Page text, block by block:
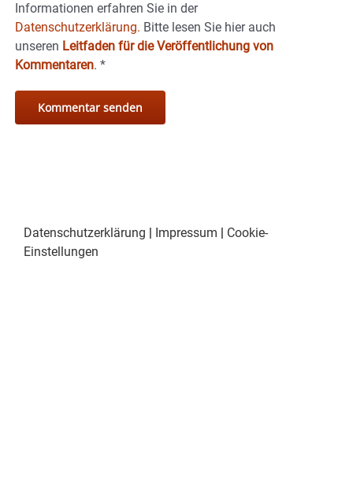
Informationen erfahren Sie in der
Datenschutzerklärung. Bitte lesen Sie hier auch
unseren Leitfaden für die Veröffentlichung von
Kommentaren. *
Datenschutzerklärung Impressum
Cookie-
Einstellungen